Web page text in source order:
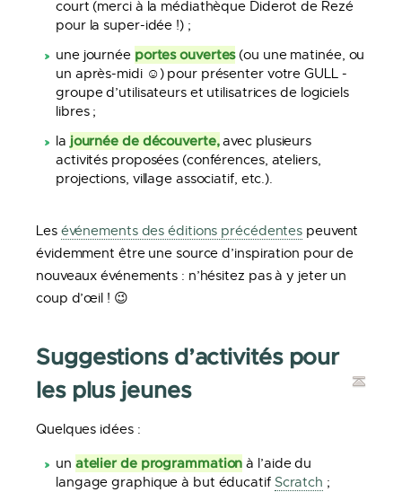
court (merci à la médiathèque Diderot de Rezé
pour la super-idée !) ;
une journée portes ouvertes(ou une matinée, ou
un après-midi ☺️) pour présenter votre GULL -
groupe d’utilisateurs et utilisatrices de logiciels
libres ;
la journée de découverte,avec plusieurs
activités proposées (conférences, ateliers,
projections, village associatif, etc.).
Les événements des éditions précédentes peuvent
évidemment être une source d’inspiration pour de
nouveaux événements : n’hésitez pas à y jeter un
coup d’œil ! 😉
Suggestions d’activités pour
les plus jeunes
Quelques idées :
un atelier de programmation à l’aide du
langage graphique à but éducatif Scratch ;